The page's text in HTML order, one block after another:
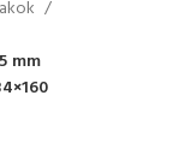
mm